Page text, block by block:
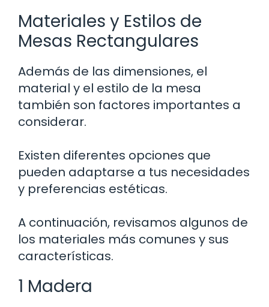
Materiales y Estilos de
Mesas Rectangulares
Además de las dimensiones, el
material y el estilo de la mesa
también son factores importantes a
considerar.
Existen diferentes opciones que
pueden adaptarse a tus necesidades
y preferencias estéticas.
A continuación, revisamos algunos de
los materiales más comunes y sus
características.
1 Madera